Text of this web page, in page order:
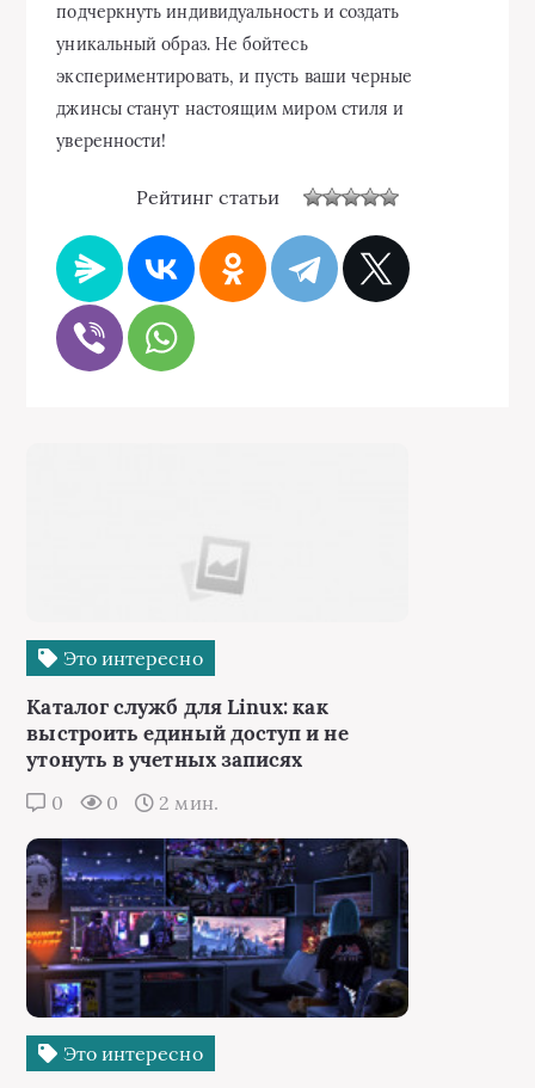
подчеркнуть индивидуальность и создать
уникальный образ. Не бойтесь
экспериментировать, и пусть ваши черные
джинсы станут настоящим миром стиля и
уверенности!
Рейтинг статьи
Это интересно
Каталог служб для Linux: как
выстроить единый доступ и не
утонуть в учетных записях
0 0 2 мин.
Это интересно